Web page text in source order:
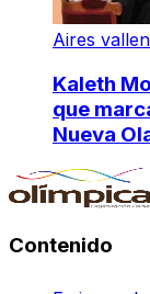
Aires
Kaleth
que
Nueva
Contenido